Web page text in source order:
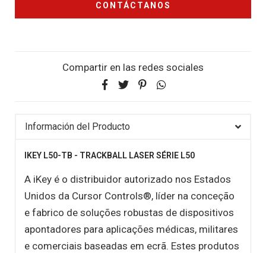
CONTÁCTANOS
Compartir en las redes sociales
Información del Producto
IKEY L50-TB - TRACKBALL LASER SÉRIE L50
A iKey é o distribuidor autorizado nos Estados
Unidos da Cursor Controls®, líder na conceção
e fabrico de soluções robustas de dispositivos
apontadores para aplicações médicas, militares
e comerciais baseadas em ecrã. Estes produtos